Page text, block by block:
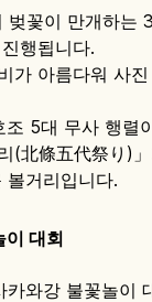
벚꽃이 만개하는
행됩니다.
가 아름다워 사
5대 무사 행렬
(北條五代祭り)
볼거리입니다.
이 대회
와강 불꽃놀이